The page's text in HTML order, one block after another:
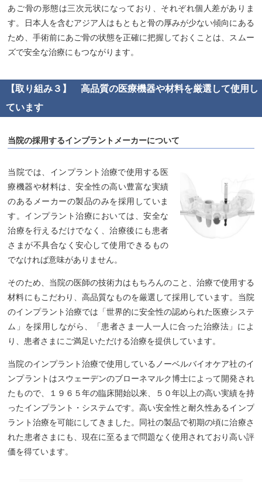
あご骨の形態は三次元状になっており、それぞれ個人差がありま
す。日本人を含むアジア人はもともと骨の厚みが少ない傾向にある
ため、手術前にあご骨の状態を正確に把握しておくことは、スムー
ズで安全な治療にもつながります。
【取り組み３】 高品質の医療機器や材料を厳選して使用し
ています
当院の採用するインプラントメーカーについて
当院では、インプラント治療で使用する医
療機器や材料は、安全性の高い豊富な実績
のあるメーカーの製品のみを採用していま
す。インプラント治療においては、安全な
治療を行えるだけでなく、治療後にも患者
さまが不具合なく安心して使用できるもの
でなければ意味がありません。
そのため、当院の医師の技術力はもちろんのこと、治療で使用する
材料にもこだわり、高品質なものを厳選して採用しています。当院
のインプラント治療では「世界的に安全性の認められた医療システ
ム」を採用しながら、「患者さま一人一人に合った治療法」によ
り、患者さまにご満足いただける治療を提供しています。
当院のインプラント治療で使用しているノーベルバイオケア社のイ
ンプラントはスウェーデンのブローネマルク博士によって開発され
たもので、１９６５年の臨床開始以来、５０年以上の高い実績を持
ったインプラント・システムです。高い安全性と耐久性あるインプ
ラント治療を可能にしてきました。同社の製品で初期の頃に治療さ
れた患者さまにも、現在に至るまで問題なく使用されており高い評
価を得ています。